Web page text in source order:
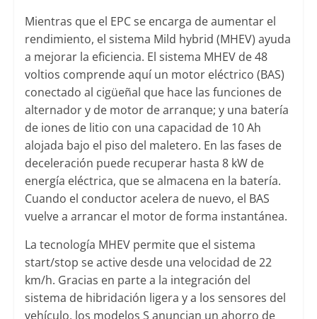
Mientras que el EPC se encarga de aumentar el
rendimiento, el sistema Mild hybrid (MHEV) ayuda
a mejorar la eficiencia. El sistema MHEV de 48
voltios comprende aquí un motor eléctrico (BAS)
conectado al cigüeñal que hace las funciones de
alternador y de motor de arranque; y una batería
de iones de litio con una capacidad de 10 Ah
alojada bajo el piso del maletero. En las fases de
deceleración puede recuperar hasta 8 kW de
energía eléctrica, que se almacena en la batería.
Cuando el conductor acelera de nuevo, el BAS
vuelve a arrancar el motor de forma instantánea.
La tecnología MHEV permite que el sistema
start/stop se active desde una velocidad de 22
km/h. Gracias en parte a la integración del
sistema de hibridación ligera y a los sensores del
vehículo, los modelos S anuncian un ahorro de